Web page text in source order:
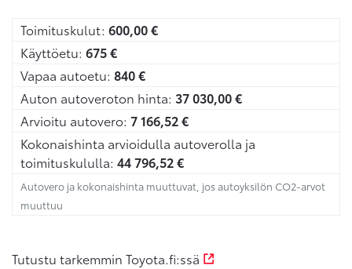
Toimituskulut: 600,00€
Käyttöetu: 675€
Vapaa autoetu: 840€
Auton autoveroton hinta: 37 030,00€
Arvioitu autovero: 7 166,52€
Kokonaishinta arvioidulla autoverolla ja
toimituskululla: 44 796,52€
Autovero ja kokonaishinta muuttuvat, jos autoyksilön CO2-arvot
muuttuu
Tutustu tarkemmin Toyota.fi:ssä